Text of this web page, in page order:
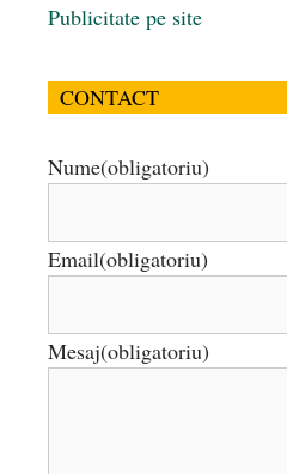
Publicitate pe site
CONTACT
Nume(obligatoriu)
Email(obligatoriu)
Mesaj(obligatoriu)